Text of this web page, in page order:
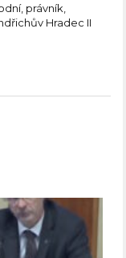
právník,
Hradec II